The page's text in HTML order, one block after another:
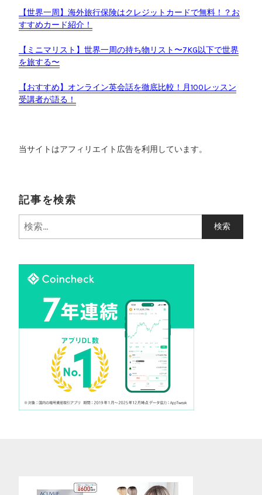
【世界一周】海外旅行保険はクレジットカードで無料！？お
すすめカード紹介！
【ミニマリスト】世界一周の持ち物リスト〜7KG以下で世界
を旅する〜
【おすすめ】オンライン英会話を徹底比較！月100レッスン
受講者が語る！
当サイトはアフィリエイト広告を利用しています。
記事を検索
検
索